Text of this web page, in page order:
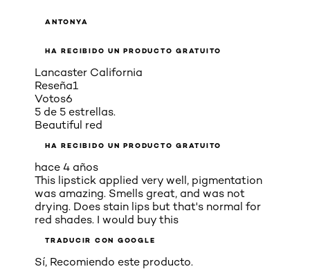
ANTONYA
HA RECIBIDO UN PRODUCTO GRATUITO
Lancaster California
Reseña1
Votos6
5 de 5 estrellas.
Beautiful red
HA RECIBIDO UN PRODUCTO GRATUITO
hace 4 años
This lipstick applied very well, pigmentation
was amazing. Smells great, and was not
drying. Does stain lips but that's normal for
red shades. I would buy this
TRADUCIR CON GOOGLE
Sí, Recomiendo este producto.